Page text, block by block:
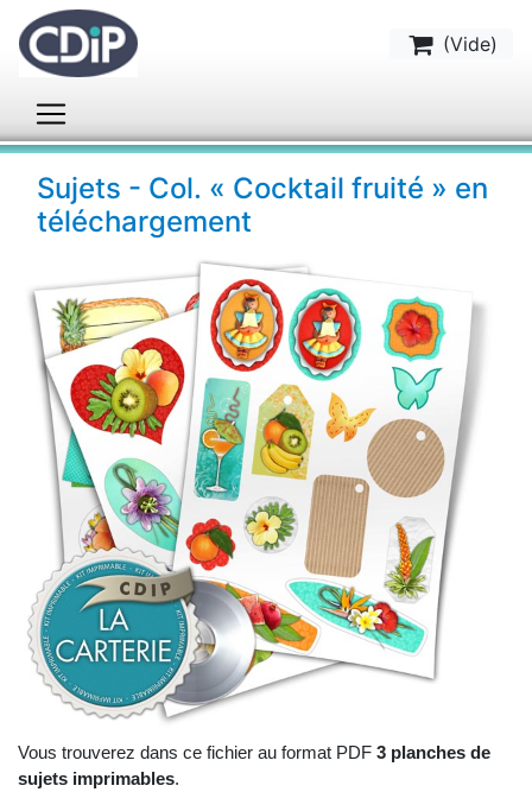
(Vide)
Sujets - Col. « Cocktail fruité » en
téléchargement
Vous trouverez dans ce fichier au format PDF 3 planches de
sujets imprimables.